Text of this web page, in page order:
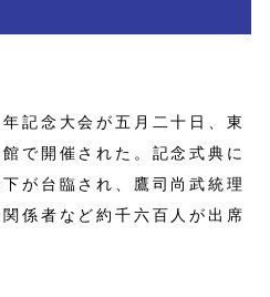
記念大会が五月二十日、東
で開催された。記念式典に
が台臨され、鷹司尚武統理
係者など約千六百人が出席